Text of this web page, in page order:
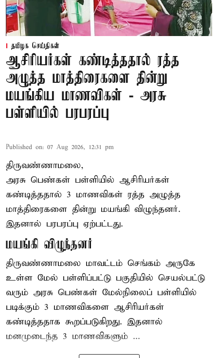
தமிழக செய்திகள்
ஆசிரியர்கள் கண்டித்ததால் ரத்த
அழுத்த மாத்திரைகளை தின்று
மயங்கிய மாணவிகள் - அரசு
பள்ளியில் பரபரப்பு
Published on: 07 Aug 2026, 12:31 pm
திருவண்ணாமலை,
அரசு பெண்கள் பள்ளியில் ஆசிரியர்கள்
கண்டித்ததால் 3 மாணவிகள் ரத்த அழுத்த
மாத்திரைகளை தின்று மயங்கி விழுந்தனர்.
இதனால் பரபரப்பு ஏற்பட்டது.
மயங்கி விழுந்தனர்
திருவண்ணாமலை மாவட்டம் செங்கம் அருகே
உள்ள மேல் பள்ளிப்பட்டு பகுதியில் செயல்பட்டு
வரும் அரசு பெண்கள் மேல்நிலைப் பள்ளியில்
படிக்கும் 3 மாணவிகளை ஆசிரியர்கள்
கண்டித்ததாக கூறப்படுகிறது. இதனால்
மனமுடைந்த 3 மாணவிகளும் ...